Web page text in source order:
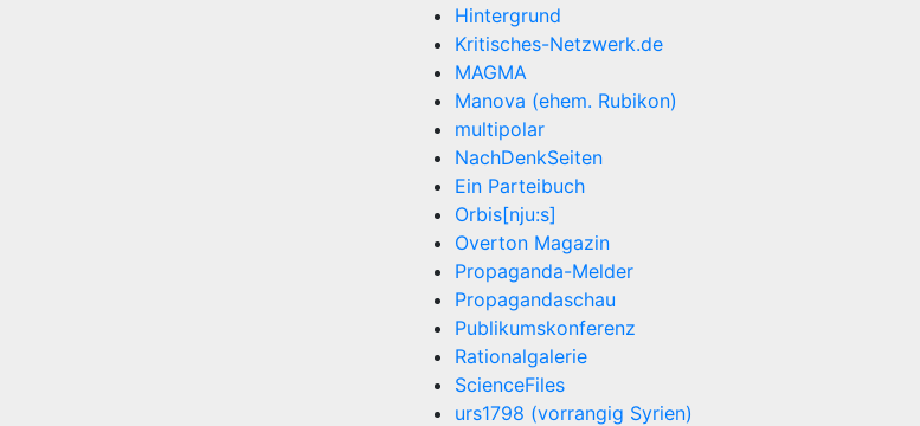
Hintergrund
Kritisches-Netzwerk.de
MAGMA
Manova (ehem. Rubikon)
multipolar
NachDenkSeiten
Ein Parteibuch
Orbis[nju:s]
Overton Magazin
Propaganda-Melder
Propagandaschau
Publikumskonferenz
Rationalgalerie
ScienceFiles
urs1798 (vorrangig Syrien)